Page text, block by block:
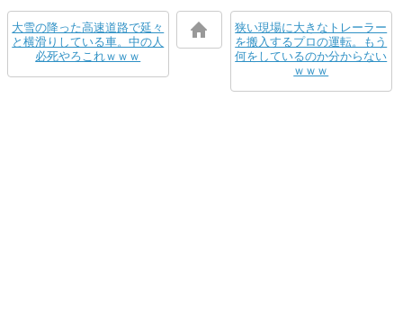
大雪の降った高速道路で延々
と横滑りしている車。中の人
必死やろこれｗｗｗ
狭い現場に大きなトレーラー
を搬入するプロの運転。もう
何をしているのか分からない
ｗｗｗ